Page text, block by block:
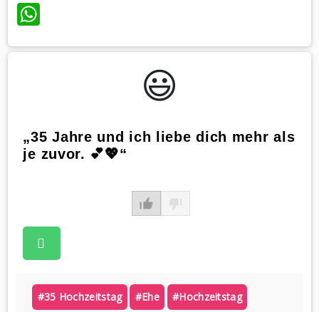
WhatsApp
😃️
„35 Jahre und ich liebe dich mehr als
je zuvor. 💕💖“
#35 Hochzeitstag #ehe #hochzeitstag